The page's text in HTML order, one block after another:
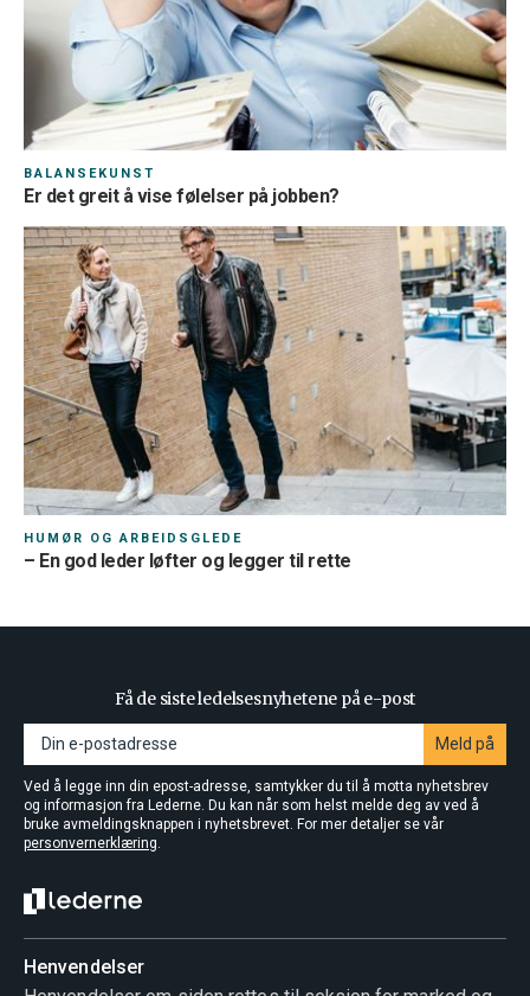
BALANSEKUNST
Er det greit å vise følelser på jobben?
HUMØR OG ARBEIDSGLEDE
– En god leder løfter og legger til rette
Få de siste ledelsesnyhetene på e-post
Meld på
Ved å legge inn din epost-adresse, samtykker du til å motta nyhetsbrev
og informasjon fra Lederne. Du kan når som helst melde deg av ved å
bruke avmeldingsknappen i nyhetsbrevet. For mer detaljer se vår
personvernerklæring.
Henvendelser